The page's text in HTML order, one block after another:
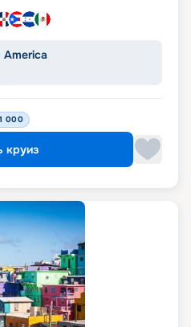
America
000
круиз